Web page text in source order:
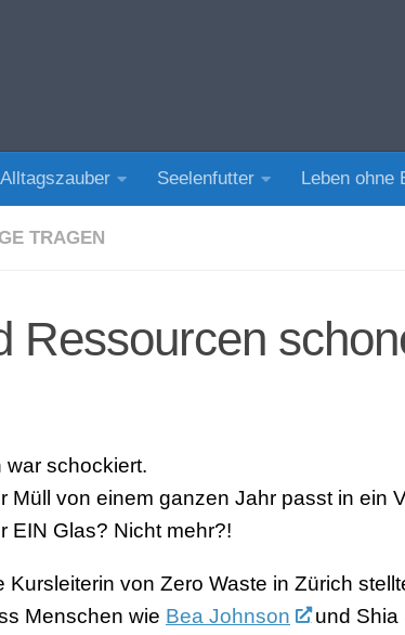
Alltagszauber Seelenfutter Leben ohne
TRAGEN
Ressourcen
war schockiert.
Müll von einem ganzen Jahr passt in ein
EIN Glas? Nicht mehr?!
Kursleiterin von Zero Waste in Zürich
Menschen wie Bea Johnson
und Shia